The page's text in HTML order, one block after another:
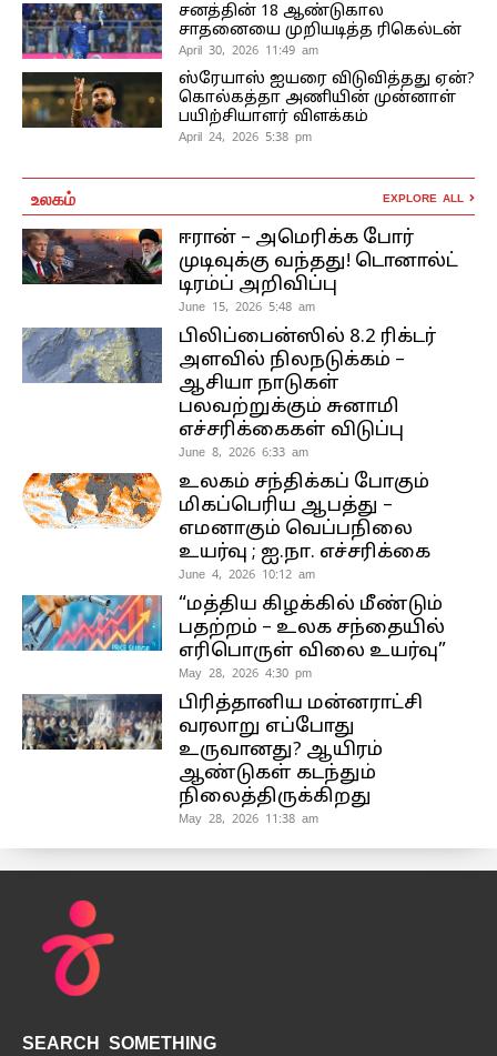
சனத்தின் 18 ஆண்டுகால
சாதனையை முறியடித்த ரிகெல்டன்
April 30, 2026 11:49 am
ஸ்ரேயாஸ் ஐயரை விடுவித்தது ஏன்?
கொல்கத்தா அணியின் முன்னாள்
பயிற்சியாளர் விளக்கம்
April 24, 2026 5:38 pm
உலகம் EXPLORE ALL
ஈரான் – அமெரிக்க போர்
முடிவுக்கு வந்தது! டொனால்ட்
டிரம்ப் அறிவிப்பு
June 15, 2026 5:48 am
பிலிப்பைன்ஸில் 8.2 ரிக்டர்
அளவில் நிலநடுக்கம் –
ஆசியா நாடுகள்
பலவற்றுக்கும் சுனாமி
எச்சரிக்கைகள் விடுப்பு
June 8, 2026 6:33 am
உலகம் சந்திக்கப் போகும்
மிகப்பெரிய ஆபத்து –
எமனாகும் வெப்பநிலை
உயர்வு ; ஐ.நா. எச்சரிக்கை
June 4, 2026 10:12 am
“மத்திய கிழக்கில் மீண்டும்
பதற்றம் – உலக சந்தையில்
எரிபொருள் விலை உயர்வு”
May 28, 2026 4:30 pm
பிரித்தானிய மன்னராட்சி
வரலாறு எப்போது
உருவானது? ஆயிரம்
ஆண்டுகள் கடந்தும்
நிலைத்திருக்கிறது
May 28, 2026 11:38 am
SEARCH SOMETHING